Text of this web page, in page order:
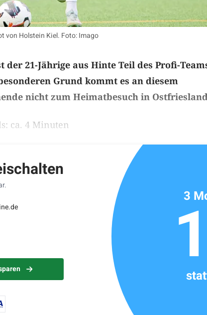
von Holstein Kiel. Foto: Imago
der 21-Jährige aus Hinte Teil des Profi-
Grund kommt es an diesem
nicht zum Heimatbesuch in
ca. 4 Minuten
3